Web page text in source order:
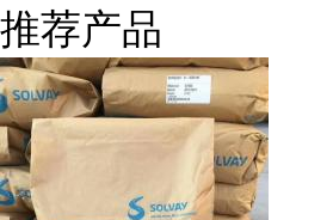
推荐产品